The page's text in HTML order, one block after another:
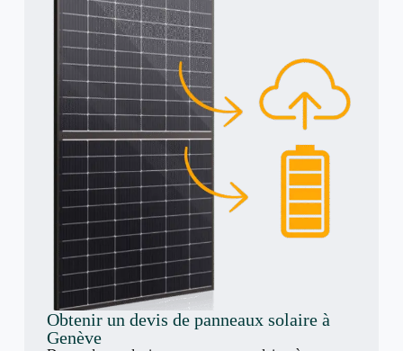
Obtenir un devis de panneaux solaire à
Genève